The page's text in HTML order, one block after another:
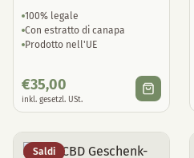
100% legale
Con estratto di canapa
Prodotto nell'UE
€35,00
inkl. gesetzl. USt.
Saldi